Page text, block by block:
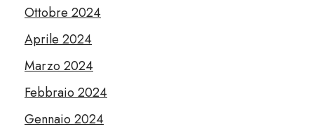
Ottobre 2024
Aprile 2024
Marzo 2024
Febbraio 2024
Gennaio 2024